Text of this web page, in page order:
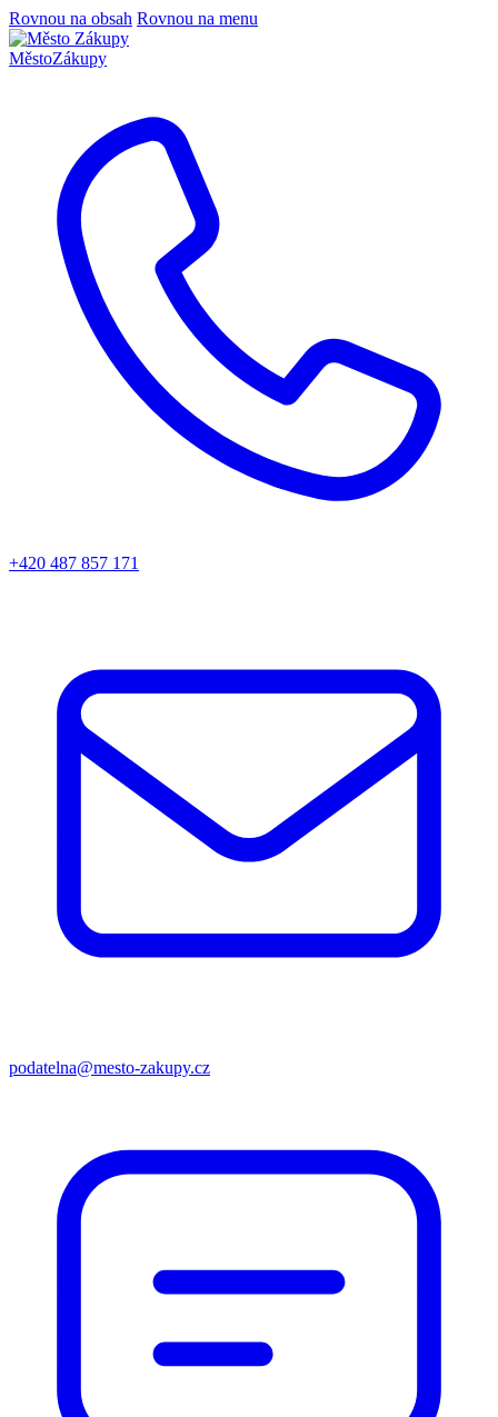
Rovnou na obsah Rovnou na menu
MěstoZákupy
+420 487 857 171
podatelna@mesto-zakupy.cz